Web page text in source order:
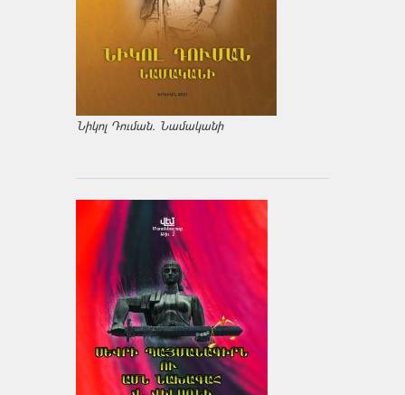
Նիկոլ Դուման. Նամականի